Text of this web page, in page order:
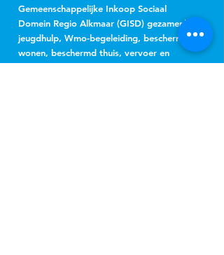
Gemeenschappelijke Inkoop Sociaal
Domein Regio Alkmaar (GISD) gezamenlijk
jeugdhulp, Wmo-begeleiding, beschermd
wonen, beschermd thuis, vervoer en